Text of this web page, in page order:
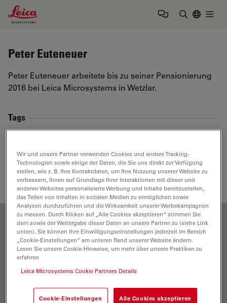
Leica Microsystems Logo
Peter Euteneuer
Peter Euteneuer arbeitete bis zu seiner Pensionierung
2016 bei Leica Microsystems in Wetzlar.
Tags
Objective Lens Numerical Aperture Optics
Wir und unsere Partner verwenden Cookies und andere Tracking-
Technologien sowie einige der Daten, die Sie uns direkt zur Verfügung
stellen, wie z. B. Ihre Kontaktdaten, um Ihre Nutzung unserer Website zu
verbessern, Ihnen auf Grundlage Ihrer Interaktionen mit dieser und
anderen Websites personalisierte Werbung und Inhalte bereitzustellen,
das Teilen von Inhalten in sozialen Medien zu ermöglichen sowie
Analysen durchzuführen und die Wirksamkeit unserer Werbekampagnen
zu messen. Durch Klicken auf „Alle Cookies akzeptieren“ stimmen Sie
dem sowie der Weitergabe dieser Daten an unsere Partner zu (siehe Link
unten). Sie können Ihre Einwilligungseinstellungen jederzeit im Bereich
„Cookie-Einstellungen“ am unteren Rand unserer Website ändern.
Lesen Sie unsere Cookie-Hinweise, um mehr über unsere Praktiken zu
erfahren
Leica Microsystems Cookie Partners Details
Cookie-Einstellungen Alle Cookies akzeptieren